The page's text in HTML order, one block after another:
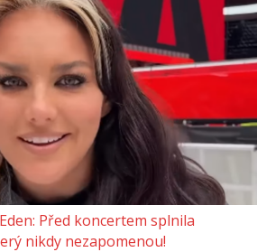
Před koncertem splnila
nikdy nezapomenou!